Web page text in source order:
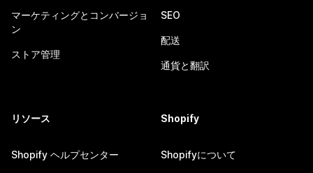
マーケティングとコンバージョ
ン
ストア管理
SEO
配送
通貨と翻訳
リソース
Shopify ヘルプセンター
Shopify
Shopifyについて